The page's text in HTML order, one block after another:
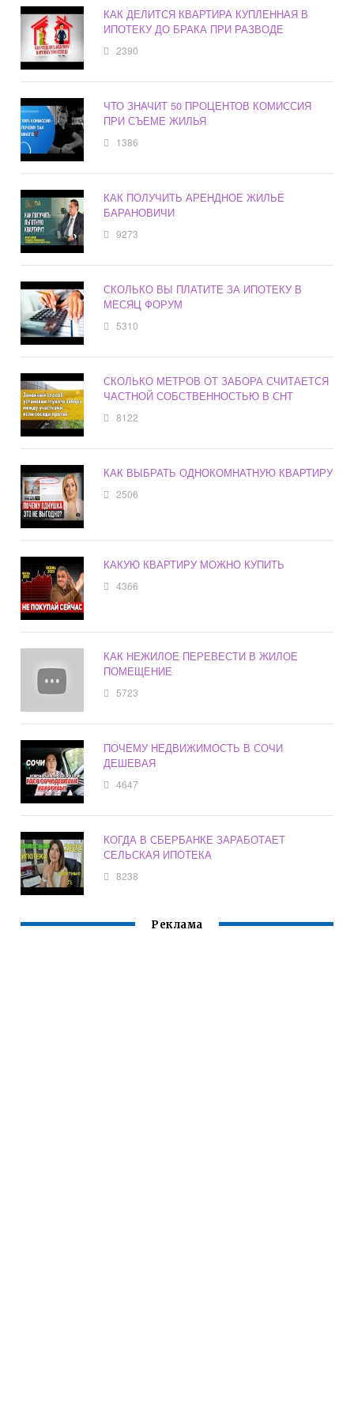
КАК ДЕЛИТСЯ КВАРТИРА КУПЛЕННАЯ В
ИПОТЕКУ ДО БРАКА ПРИ РАЗВОДЕ
2390
ЧТО ЗНАЧИТ 50 ПРОЦЕНТОВ КОМИССИЯ
ПРИ СЪЕМЕ ЖИЛЬЯ
1386
КАК ПОЛУЧИТЬ АРЕНДНОЕ ЖИЛЬЕ
БАРАНОВИЧИ
9273
СКОЛЬКО ВЫ ПЛАТИТЕ ЗА ИПОТЕКУ В
МЕСЯЦ ФОРУМ
5310
СКОЛЬКО МЕТРОВ ОТ ЗАБОРА СЧИТАЕТСЯ
ЧАСТНОЙ СОБСТВЕННОСТЬЮ В СНТ
8122
КАК ВЫБРАТЬ ОДНОКОМНАТНУЮ КВАРТИРУ
2506
КАКУЮ КВАРТИРУ МОЖНО КУПИТЬ
4366
КАК НЕЖИЛОЕ ПЕРЕВЕСТИ В ЖИЛОЕ
ПОМЕЩЕНИЕ
5723
ПОЧЕМУ НЕДВИЖИМОСТЬ В СОЧИ
ДЕШЕВАЯ
4647
КОГДА В СБЕРБАНКЕ ЗАРАБОТАЕТ
СЕЛЬСКАЯ ИПОТЕКА
8238
Реклама